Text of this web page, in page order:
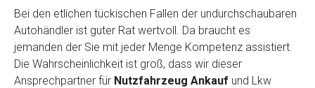
Bei den etlichen tückischen Fallen der undurchschaubaren
Autohändler ist guter Rat wertvoll. Da braucht es
jemanden der Sie mit jeder Menge Kompetenz assistiert.
Die Wahrscheinlichkeit ist groß, dass wir dieser
Ansprechpartner für Nutzfahrzeug Ankauf und Lkw